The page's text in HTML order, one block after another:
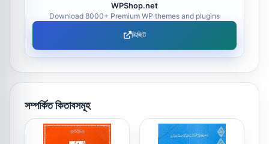
WPShop.net
Download 8000+ Premium WP themes and plugins
ভিজিট
সম্পর্কিত কিতাবসমূহ